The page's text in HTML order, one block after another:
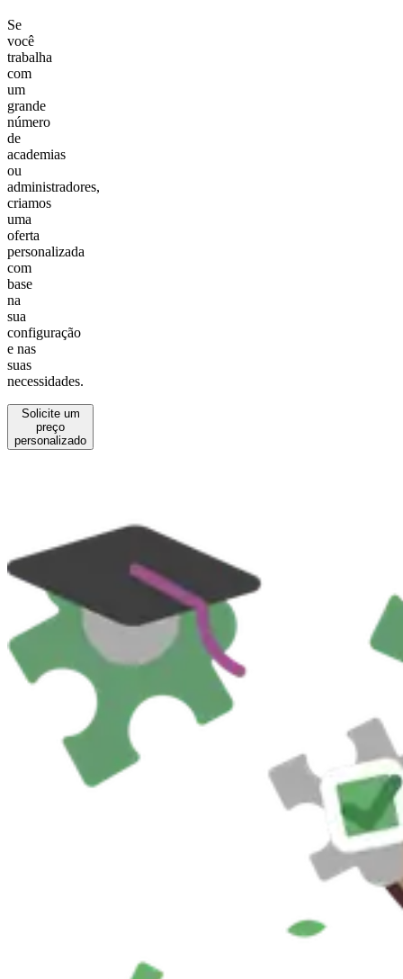
Se
você
trabalha
com
um
grande
número
de
academias
ou
administradores,
criamos
uma
oferta
personalizada
com
base
na
sua
configuração
e nas
suas
necessidades.
Solicite um
preço
personalizado